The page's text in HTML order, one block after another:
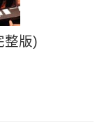
整版)